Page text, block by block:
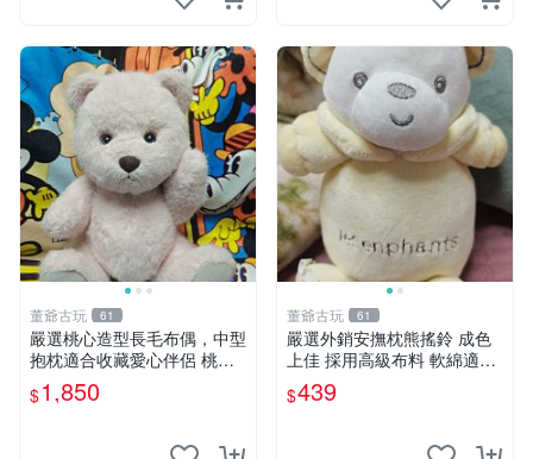
董爺古玩 61
嚴選桃心造型長毛布偶，中型
抱枕適合收藏愛心伴侶 桃心
抱枕 布娃娃 猛咬布偶
$1,850
董爺古玩 61
嚴選外銷安撫枕熊搖鈴 成色
上佳 採用高級布料 軟綿適合
收藏 安心選購 安撫枕 熊玩具
搖鈴
$439